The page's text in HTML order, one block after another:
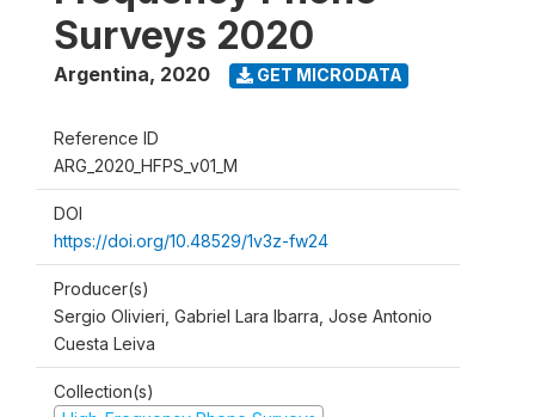
Surveys 2020
Argentina, 2020 GET MICRODATA
Reference ID
ARG_2020_HFPS_v01_M
DOI
https://doi.org/10.48529/1v3z-fw24
Producer(s)
Sergio Olivieri, Gabriel Lara Ibarra, Jose Antonio
Cuesta Leiva
Collection(s)